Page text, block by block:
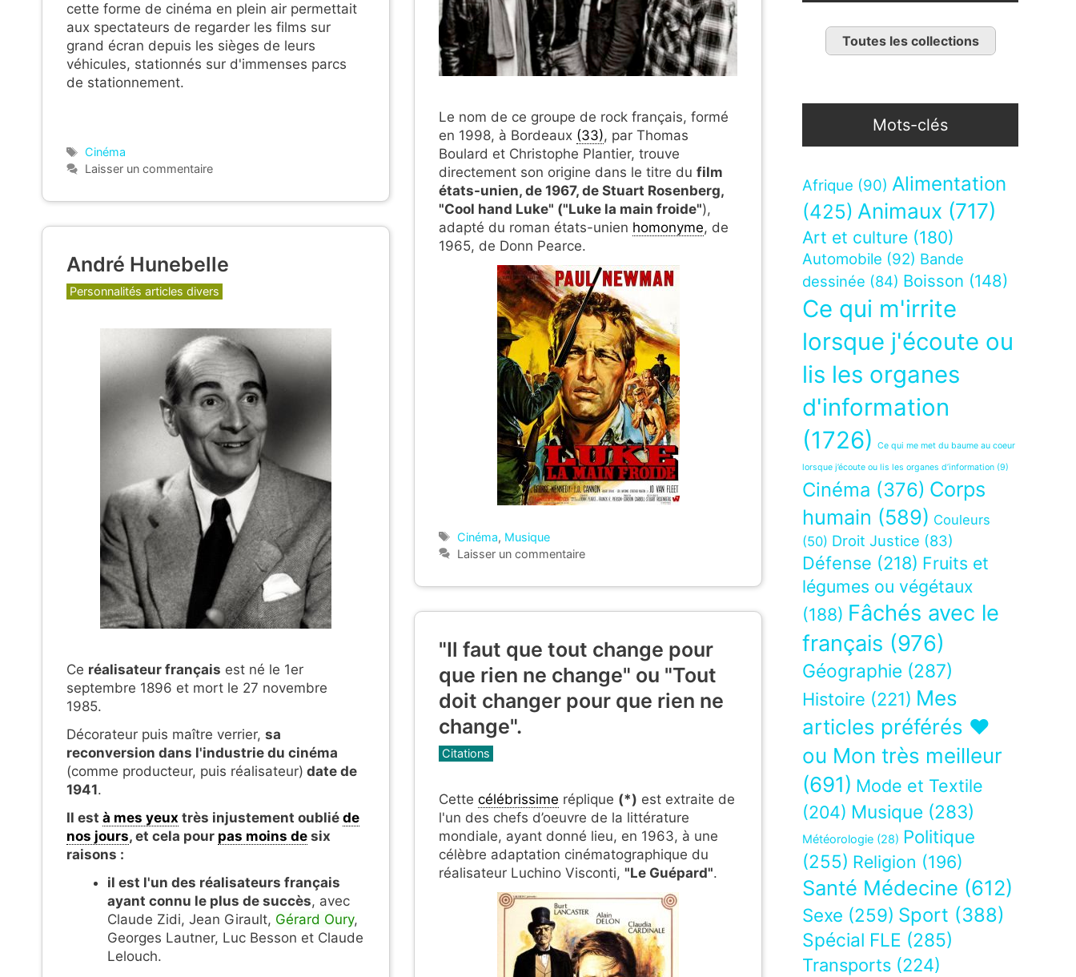
cette forme de cinéma en plein air permettait
aux spectateurs de regarder les films sur
grand écran depuis les sièges de leurs
véhicules, stationnés sur d'immenses parcs
de stationnement.
Étiquettes
Cinéma
Laisser un commentaire
Le nom de ce groupe de rock français, formé
en 1998, à Bordeaux (33), par Thomas
Boulard et Christophe Plantier, trouve
directement son origine dans le titre du film
états-unien, de 1967, de Stuart Rosenberg,
"Cool hand Luke" ("Luke la main froide"),
adapté du roman états-unien homonyme, de
1965, de Donn Pearce.
Étiquettes
Cinéma, Musique
Laisser un commentaire
André Hunebelle
Catégories
Personnalités articles divers
Ce réalisateur français est né le 1er
septembre 1896 et mort le 27 novembre
1985.
Décorateur puis maître verrier, sa
reconversion dans l'industrie du cinéma
(comme producteur, puis réalisateur) date de
1941.
Il est à mes yeux très injustement oublié de
nos jours, et cela pour pas moins de six
raisons :
il est l'un des réalisateurs français
ayant connu le plus de succès, avec
Claude Zidi, Jean Girault, Gérard Oury,
Georges Lautner, Luc Besson et Claude
Lelouch.
"Il faut que tout change pour
que rien ne change" ou "Tout
doit changer pour que rien ne
change".
Catégories
Citations
Cette célébrissime réplique (*) est extraite de
l'un des chefs d’oeuvre de la littérature
mondiale, ayant donné lieu, en 1963, à une
célèbre adaptation cinématographique du
réalisateur Luchino Visconti, "Le Guépard".
Toutes les collections
Mots-clés
Afrique (90) Alimentation
(425) Animaux (717)
Art et culture (180)
Automobile (92) Bande
dessinée (84) Boisson (148)
Ce qui m'irrite
lorsque j'écoute ou
lis les organes
d'information
(1726)
Ce qui me met du baume au coeur
lorsque j’écoute ou lis les organes d’information (9)
Cinéma (376) Corps
humain (589) Couleurs
(50) Droit Justice (83)
Défense (218) Fruits et
légumes ou végétaux
(188) Fâchés avec le
français (976)
Géographie (287)
Histoire (221) Mes
articles préférés ❤
ou Mon très meilleur
(691) Mode et Textile
(204) Musique (283)
Météorologie (28) Politique
(255) Religion (196)
Santé Médecine (612)
Sexe (259) Sport (388)
Spécial FLE (285)
Transports (224)